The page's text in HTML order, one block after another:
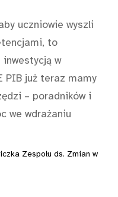
uczniowie wyszli
to
w
PIB już teraz mamy
– poradników i
we wdrażaniu
Zespołu ds. Zmian w